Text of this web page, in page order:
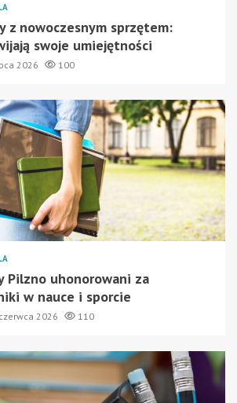
z nowoczesnym sprzętem:
swoje umiejętności
2026 100
Pilzno uhonorowani za
w nauce i sporcie
2026 110